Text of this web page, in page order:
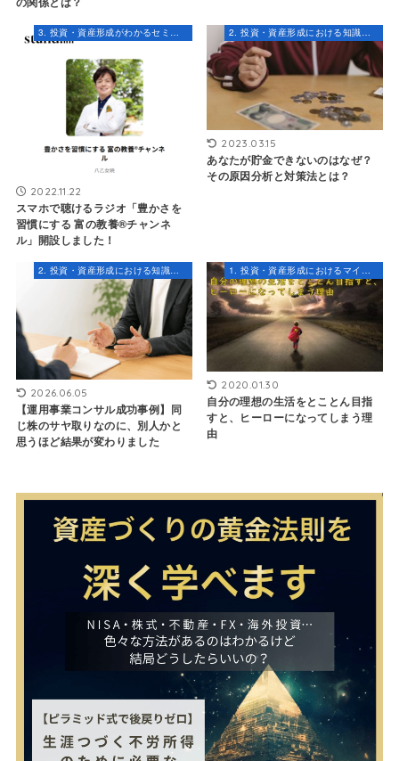
3. 投資・資産形成がわかるセミナー・コンテンツ
2022.11.22
スマホで聴けるラジオ「豊かさを
習慣にする 富の教養®︎チャンネ
ル」開設しました！
2. 投資・資産形成における知識とスキル
2023.03.15
あなたが貯金できないのはなぜ？
その原因分析と対策法とは？
2. 投資・資産形成における知識とスキル
2026.06.05
【運用事業コンサル成功事例】同
じ株のサヤ取りなのに、別人かと
思うほど結果が変わりました
1. 投資・資産形成におけるマインドセット
2020.01.30
自分の理想の生活をとことん目指
すと、ヒーローになってしまう理
由